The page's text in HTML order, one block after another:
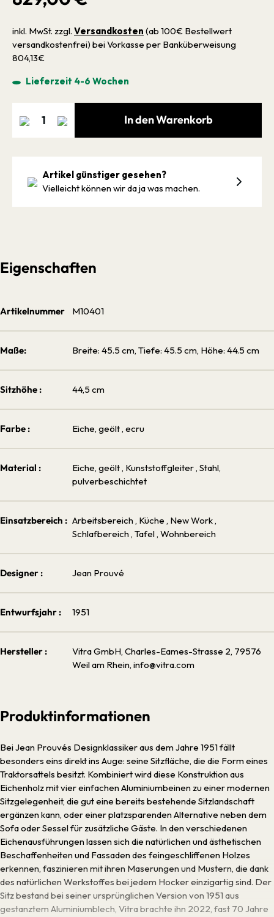
inkl. MwSt. zzgl. Versandkosten (ab 100€ Bestellwert
versandkostenfrei) bei Vorkasse per Banküberweisung
804,13€
Lieferzeit 4-6 Wochen
In den Warenkorb
Artikel günstiger gesehen?
Vielleicht können wir da ja was machen.
Eigenschaften
Artikelnummer M10401
Maße: Breite: 45.5 cm, Tiefe: 45.5 cm, Höhe: 44.5 cm
Sitzhöhe : 44,5 cm
Farbe : Eiche, geölt , ecru
Material : Eiche, geölt , Kunststoffgleiter , Stahl,
pulverbeschichtet
Einsatzbereich : Arbeitsbereich , Küche , New Work ,
Schlafbereich , Tafel , Wohnbereich
Designer : Jean Prouvé
Entwurfsjahr : 1951
Hersteller :
Vitra GmbH, Charles-Eames-Strasse 2, 79576
Weil am Rhein, info@vitra.com
Produktinformationen
Bei Jean Prouvés Designklassiker aus dem Jahre 1951 fällt
besonders eins direkt ins Auge: seine Sitzfläche, die die Form eines
Traktorsattels besitzt. Kombiniert wird diese Konstruktion aus
Eichenholz mit vier einfachen Aluminiumbeinen zu einer modernen
Sitzgelegenheit, die gut eine bereits bestehende Sitzlandschaft
ergänzen kann, oder einer platzsparenden Alternative neben dem
Sofa oder Sessel für zusätzliche Gäste. In den verschiedenen
Eichenausführungen lassen sich die natürlichen und ästhetischen
Beschaffenheiten und Fassaden des feingeschliffenen Holzes
erkennen, faszinieren mit ihren Maserungen und Mustern, die dank
des natürlichen Werkstoffes bei jedem Hocker einzigartig sind. Der
Sitz bestand bei seiner ursprünglichen Version von 1951 aus
gestanztem Aluminiumblech, Vitra brachte ihn 2022, fast 70 Jahre